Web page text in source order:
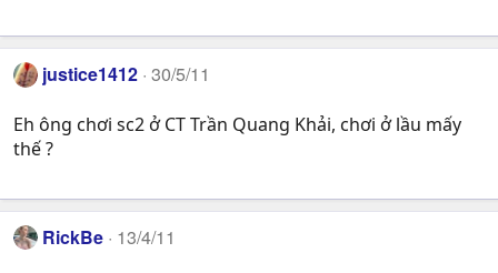
justice1412 30/5/11
Eh ông chơi sc2 ở CT Trần Quang Khải, chơi ở lầu mấy
thế ?
RickBe 13/4/11